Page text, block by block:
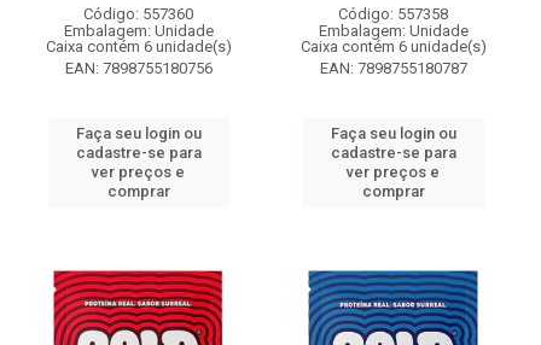
Código: 557360
Embalagem: Unidade
Caixa contém 6 unidade(s)
EAN: 7898755180756
Faça seu login ou
cadastre-se para
ver preços e
comprar
Código: 557358
Embalagem: Unidade
Caixa contém 6 unidade(s)
EAN: 7898755180787
Faça seu login ou
cadastre-se para
ver preços e
comprar